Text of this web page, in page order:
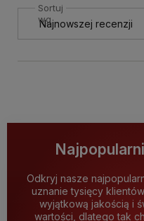
Sortuj
wg
Odkryj nasze
uznanie tysięcy
wyjątkową jakością i
wartości, dlatego tak